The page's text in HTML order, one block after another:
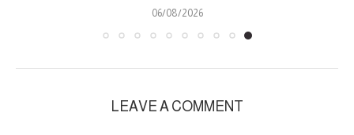
06/08/2026
LEAVE A COMMENT